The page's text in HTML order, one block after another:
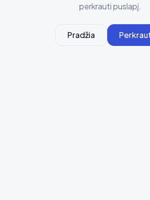
perkrauti puslapį.
Pradžia